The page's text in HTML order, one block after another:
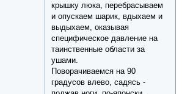
крышку люка, перебрасываем
и опускаем шарик, вдыхаем и
выдыхаем, оказывая
специфическое давление на
таинственные области за
ушами.
Поворачиваемся на 90
градусов влево, садясь -